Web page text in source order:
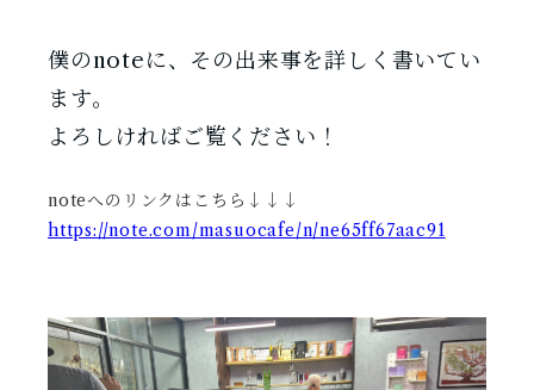
僕のnoteに、その出来事を詳しく書いてい
ます。
よろしければご覧ください！
noteへのリンクはこちら↓↓↓
https://note.com/masuocafe/n/ne65ff67aac91